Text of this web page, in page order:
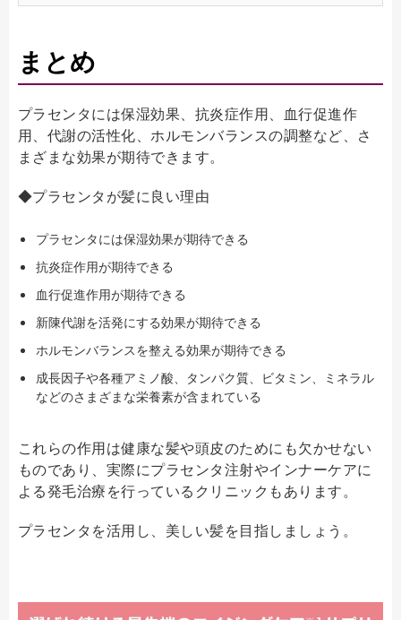
まとめ
プラセンタには保湿効果、抗炎症作用、血行促進作
用、代謝の活性化、ホルモンバランスの調整など、さ
まざまな効果が期待できます。
◆プラセンタが髪に良い理由
プラセンタには保湿効果が期待できる
抗炎症作用が期待できる
血行促進作用が期待できる
新陳代謝を活発にする効果が期待できる
ホルモンバランスを整える効果が期待できる
成長因子や各種アミノ酸、タンパク質、ビタミン、ミネラル
などのさまざまな栄養素が含まれている
これらの作用は健康な髪や頭皮のためにも欠かせない
ものであり、実際にプラセンタ注射やインナーケアに
よる発毛治療を行っているクリニックもあります。
プラセンタを活用し、美しい髪を目指しましょう。